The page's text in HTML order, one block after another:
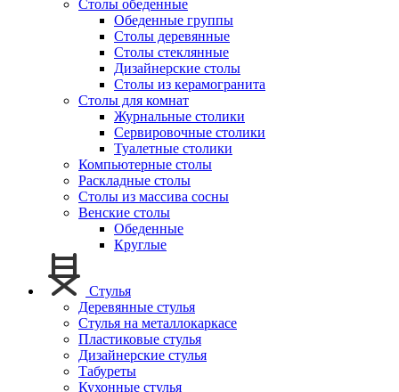
Столы обеденные
Обеденные группы
Столы деревянные
Столы стеклянные
Дизайнерские столы
Столы из керамогранита
Столы для комнат
Журнальные столики
Сервировочные столики
Туалетные столики
Компьютерные столы
Раскладные столы
Столы из массива сосны
Венские столы
Обеденные
Круглые
Стулья
Деревянные стулья
Стулья на металлокаркасе
Пластиковые стулья
Дизайнерские стулья
Табуреты
Кухонные стулья